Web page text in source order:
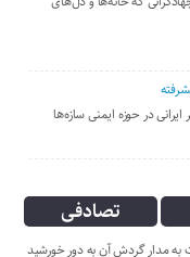
در حوزه ایمنی سازه‌ها
تصادفی
به مدار گردش آن به دور خورشید